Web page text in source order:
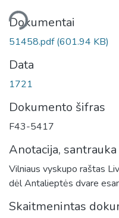
Dokumentai
51458.pdf(601.94 KB)
Data
1721
Dokumento šifras
F43-5417
Anotacija, santrauka
Vilniaus vyskupo raštas
dėl Antalieptės dvare
Skaitmenintas